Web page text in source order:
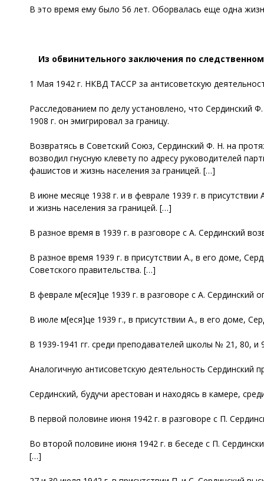
В это время ему было 56 лет. Оборвалась еще одна
Из обвинительного заключения по
1 Мая 1942 г. НКВД ТАССР за антисоветскую
Расследованием по делу установлено, что Сердинский
1908 г. он эмигрировал за границу.
Возвратясь в Советский Союз, Сердинский Ф. Н. на
возводил гнусную клевету по адресу руководителей
фашистов и жизнь населения за границей. […]
В июне месяце 1938 г. и в феврале 1939 г. в
и жизнь населения за границей. […]
В разное время в 1939 г. в разговоре с А. Сердинский
В разное время 1939 г. в присутствии А., в его доме,
Советского правительства. […]
В феврале м[еся]це 1939 г. в разговоре с А.
В июле м[еся]це 1939 г., в присутствии А., в его доме,
В 1939-1941 гг. среди преподавателей школы № 21, 80,
Аналогичную антисоветскую деятельность Сердинский
Сердинский, будучи арестован и находясь в камере,
В первой половине июня 1942 г. в разговоре с П.
Во второй половине июня 1942 г. в беседе с П.
[…]